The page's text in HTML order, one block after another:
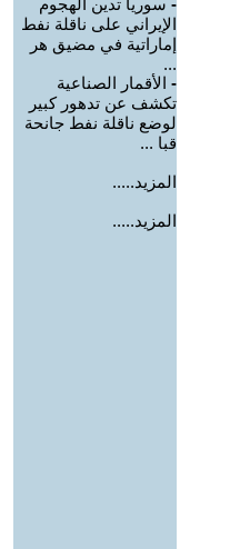
- سوريا تدين الهجوم
الإيراني على ناقلة نفط
إماراتية في مضيق هر
...
- الأقمار الصناعية
تكشف عن تدهور كبير
لوضع ناقلة نفط جانحة
قبا ...
المزيد.....
المزيد.....